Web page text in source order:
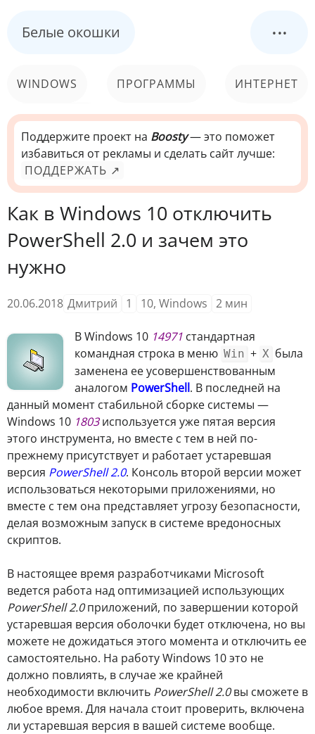
Белые окошки ...
WINDOWS ПРОГРАММЫ ИНТЕРНЕТ
КОМПЬЮТЕР
СИСТЕМА
Поддержите проект на Boosty— это поможет
избавиться от рекламы и сделать сайт лучше:
ПОДДЕРЖАТЬ ↗
Как в Windows 10 отключить
PowerShell 2.0 и зачем это
нужно
20.06.2018 Дмитрий 1 10, Windows 2 мин
В Windows 10 14971 стандартная
командная строка в меню Win + X была
заменена ее усовершенствованным
аналогом PowerShell. В последней на
данный момент стабильной сборке системы —
Windows 10 1803используется уже пятая версия
этого инструмента, но вместе с тем в ней по-
прежнему присутствует и работает устаревшая
версия PowerShell 2.0. Консоль второй версии может
использоваться некоторыми приложениями, но
вместе с тем она представляет угрозу безопасности,
делая возможным запуск в системе вредоносных
скриптов.
В настоящее время разработчиками Microsoft
ведется работа над оптимизацией использующих
PowerShell 2.0приложений, по завершении которой
устаревшая версия оболочки будет отключена, но вы
можете не дожидаться этого момента и отключить ее
самостоятельно. На работу Windows 10 это не
должно повлиять, в случае же крайней
необходимости включить PowerShell 2.0вы сможете в
любое время. Для начала стоит проверить, включена
ли устаревшая версия в вашей системе вообще.